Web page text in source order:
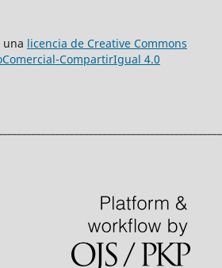
una licencia de Creative Commons
CompartirIgual 4.0